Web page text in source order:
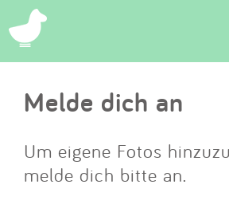
Suchen
Eintragen
App
Melde dich an
Um eigene Fotos
melde dich bitte an.